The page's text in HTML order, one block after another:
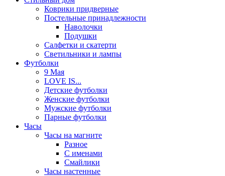
Коврики придверные
Постельные принадлежности
Наволочки
Подушки
Салфетки и скатерти
Светильники и лампы
Футболки
9 Мая
LOVE IS...
Детские футболки
Женские футболки
Мужские футболки
Парные футболки
Часы
Часы на магните
Разное
С именами
Смайлики
Часы настенные